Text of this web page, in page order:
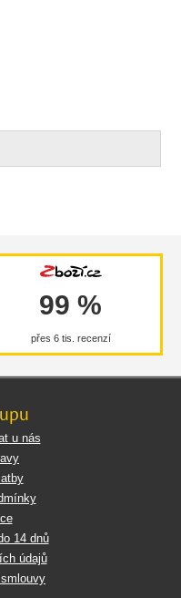
99 %
přes 6 tis. recenzí
u nás
14 dnů
údajů